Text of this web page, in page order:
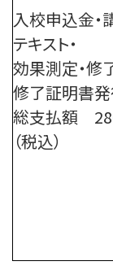
入校申込金・
テキスト・
効果測定・修
修了証明書
総支払額
（税込）